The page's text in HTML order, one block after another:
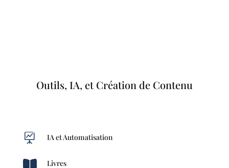
Outils, IA, et Création de Contenu
 IA et Automatisation
 Livres